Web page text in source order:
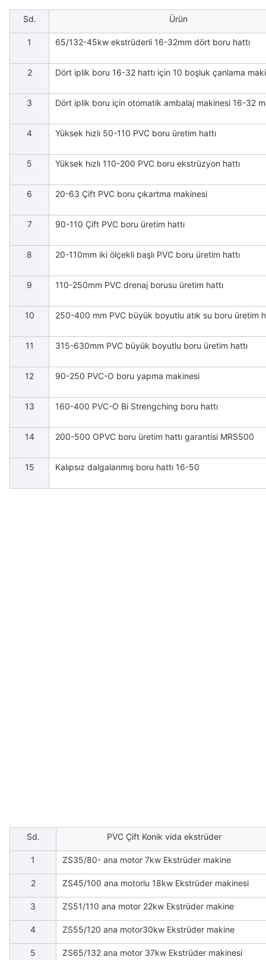
Sd. Ürün
1 65/132-45kw ekstrüderli 16-32mm dört boru hattı
2 Dört iplik boru 16-32 hattı için 10 boşluk çanlama
3 Dört iplik boru için otomatik ambalaj makinesi 16-32
4 Yüksek hızlı 50-110 PVC boru üretim hattı
5 Yüksek hızlı 110-200 PVC boru ekstrüzyon hattı
6 20-63 Çift PVC boru çıkartma makinesi
7 90-110 Çift PVC boru üretim hattı
8 20-110mm iki ölçekli başlı PVC boru üretim hattı
9 110-250mm PVC drenaj borusu üretim hattı
10 250-400 mm PVC büyük boyutlu atık su boru üretim
11 315-630mm PVC büyük boyutlu boru üretim hattı
12 90-250 PVC-O boru yapma makinesi
13 160-400 PVC-O Bi Strengching boru hattı
14 200-500 OPVC boru üretim hattı garantisi MRS500
15 Kalıpsız dalgalanmış boru hattı 16-50
Sd. PVC Çift Konik vida ekstrüder
1 ZS35/80- ana motor 7kw Ekstrüder makine
2 ZS45/100 ana motorlu 18kw Ekstrüder makinesi
3 ZS51/110 ana motor 22kw Ekstrüder makine
4 ZS55/120 ana motor30kw Ekstrüder makine
5 ZS65/132 ana motor 37kw Ekstrüder makinesi